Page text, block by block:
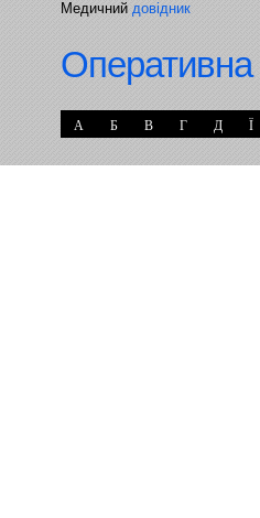
Медичнийдовідник
Оперативна
А Б В Г Д Ї